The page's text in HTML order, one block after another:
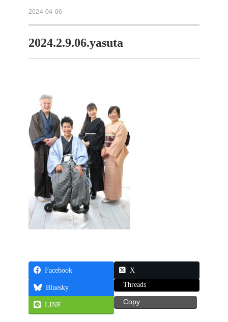
2024-04-06
2024.2.9.06.yasuta
Facebook X
Bluesky Threads
LINE Copy